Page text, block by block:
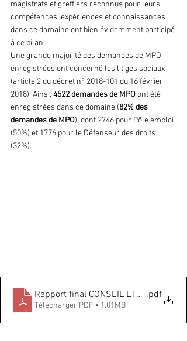
magistrats et greffiers reconnus pour leurs
compétences, expériences et connaissances
dans ce domaine ont bien évidemment participé
à ce bilan.
Une grande majorité des demandes de MPO
enregistrées ont concerné les litiges sociaux
(article 2 du décret n° 2018-101 du 16 février
2018). Ainsi, 4522 demandes de MPO ont été
enregistrées dans ce domaine (82% des
demandes de MPO), dont 2746 pour Pôle emploi
(50%) et 1776 pour le Défenseur des droits
(32%).
Rapport final CONSEIL ETAT-.pdf
Télécharger PDF • 1.01MB